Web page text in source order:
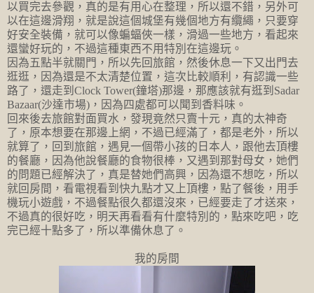
以買完去參觀，真的是有用心在整理，所以還不錯，另外可
以在這邊滑翔，就是說這個城堡有幾個地方有纜繩，只要穿
好安全裝備，就可以像蝙蝠俠一樣，滑過一些地方，看起來
還蠻好玩的，不過這種東西不用特別在這邊玩。
因為五點半就關門，所以先回旅館，然後休息一下又出門去
逛逛，因為還是不太清楚位置，這次比較順利，有認識一些
路了，還走到Clock Tower(鐘塔)那邊，那應該就有逛到Sadar
Bazaar(沙達市場)，因為四處都可以聞到香料味。
回來後去旅館對面買水，發現竟然只賣十元，真的太神奇
了，原本想要在那邊上網，不過已經滿了，都是老外，所以
就算了，回到旅館，遇見一個帶小孩的日本人，跟他去頂樓
的餐廳，因為他說餐廳的食物很棒，又遇到那對母女，她們
的問題已經解決了，真是替她們高興，因為還不想吃，所以
就回房間，看電視看到快九點才又上頂樓，點了餐後，用手
機玩小遊戲，不過餐點很久都還沒來，已經要走了才送來，
不過真的很好吃，明天再看看有什麼特別的，點來吃吧，吃
完已經十點多了，所以準備休息了。
我的房間